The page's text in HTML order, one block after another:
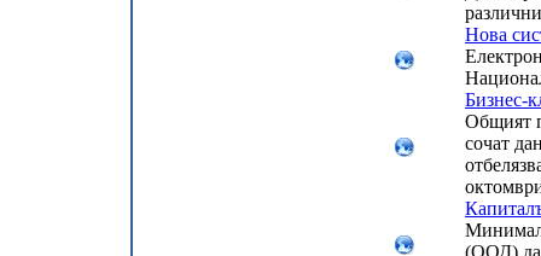
Нова
Бизнес-
Общият
сочат
(ООД) да